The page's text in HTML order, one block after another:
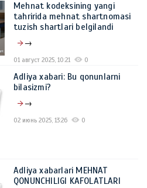
Mehnat kodeksining yangi
tahririda mehnat shartnomasi
tuzish shartlari belgilandi
→
01 август 2025, 10:21 0
Adliya xabari: Bu qonunlarni
bilasizmi?
→
02 июнь 2025, 13:26 0
Adliya xabarlari MЕHNAT
QONUNCHILIGI KAFOLATLARI